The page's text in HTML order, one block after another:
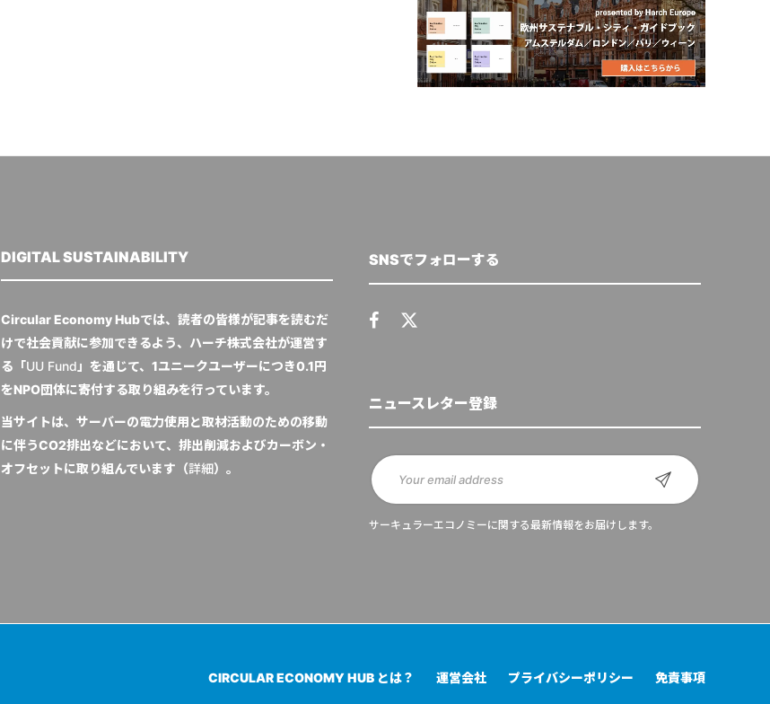
DIGITAL SUSTAINABILITY
Circular Economy Hubでは、読者の皆様が記事を読むだ
けで社会貢献に参加できるよう、ハーチ株式会社が運営す
る「UU Fund」を通じて、1ユニークユーザーにつき0.1円
をNPO団体に寄付する取り組みを行っています。
当サイトは、サーバーの電力使用と取材活動のための移動
に伴うCO2排出などにおいて、排出削減およびカーボン・
オフセットに取り組んでいます（詳細）。
SNSでフォローする
ニュースレター登録
サーキュラーエコノミーに関する最新情報をお届けします。
CIRCULAR ECONOMY HUB とは？ 運営会社 プライバシーポリシー 免責事項